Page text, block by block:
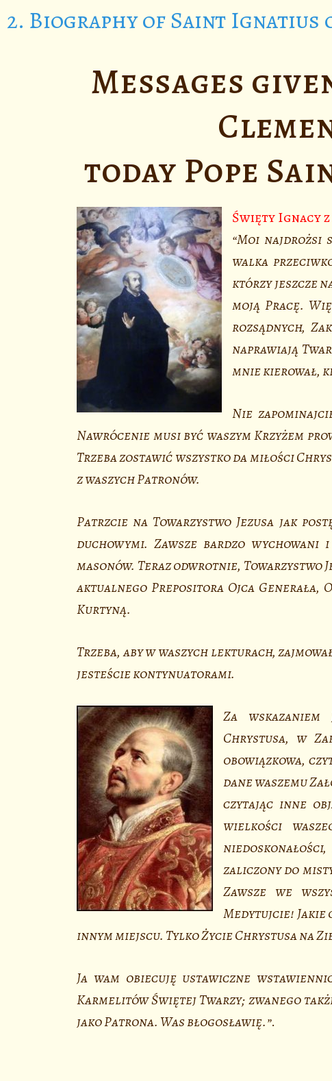
2. Biography of Saint Ignatius
Messages
today Pope
Święty Ignacy
“Moi najdrożsi
walka
którzy jeszcze
moją Pracę.
rozsądnych,
naprawiają
mnie kierował,
Nie
Nawrócenie musi być waszym Krzyżem
Trzeba zostawić wszystko da miłości
z waszych Patronów.
Patrzcie na Towarzystwo Jezusa jak
duchowymi. Zawsze bardzo wychowani
masonów. Teraz odwrotnie, Towarzystwo
aktualnego Prepositora Ojca Generała,
Kurtyną.
Trzeba, aby w waszych lekturach,
jesteście kontynuatorami.
Za wskazaniem
Chrystusa, w
obowiązkowa,
dane waszemu
czytając inne
wielkości
zaliczony do
Zawsze we
Medytujcie! Jakie
innym miejscu. Tylko Życie Chrystusa na
Ja wam obiecuję ustawiczne
Karmelitów Świętej Twarzy; zwanego
jako Patrona. Was błogosławię.”.